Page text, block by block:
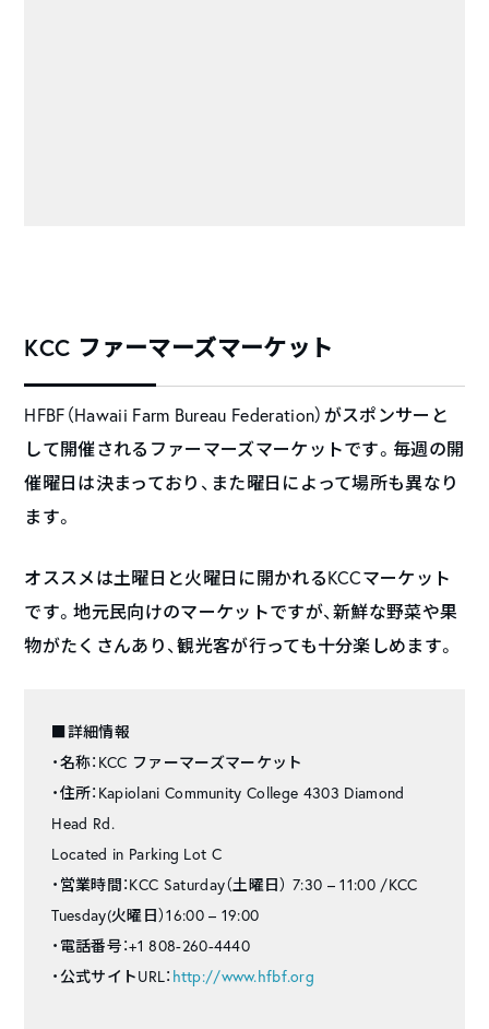
KCC ファーマーズマーケット
HFBF（Hawaii Farm Bureau Federation）がスポンサーと
して開催されるファーマーズマーケットです。毎週の開
催曜日は決まっており、また曜日によって場所も異なり
ます。
オススメは土曜日と火曜日に開かれるKCCマーケット
です。地元民向けのマーケットですが、新鮮な野菜や果
物がたくさんあり、観光客が行っても十分楽しめます。
■詳細情報
・名称：KCC ファーマーズマーケット
・住所：Kapiolani Community College 4303 Diamond
Head Rd.
Located in Parking Lot C
・営業時間：KCC Saturday（土曜日） 7:30 – 11:00 /KCC
Tuesday(火曜日）16:00 – 19:00
・電話番号：+1 808-260-4440
・公式サイトURL： http://www.hfbf.org